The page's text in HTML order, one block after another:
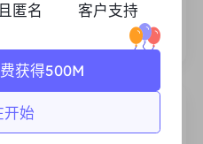
池，以满足每一个客户
匿名 客户支持
开始
获得500M